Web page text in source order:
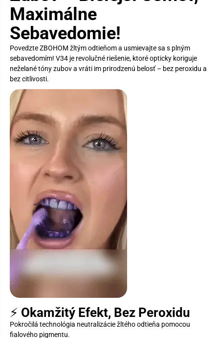
Maximálne
Sebavedomie!
Povedzte ZBOHOM žltým odtieňom a usmievajte sa s plným
sebavedomím! V34 je revolučné riešenie, ktoré opticky koriguje
neželané tóny zubov a vráti im prirodzenú belosť – bez peroxidu a
bez citlivosti.
⚡ Okamžitý Efekt, Bez Peroxidu
Pokročilá technológia neutralizácie žltého odtieňa pomocou
fialového pigmentu.